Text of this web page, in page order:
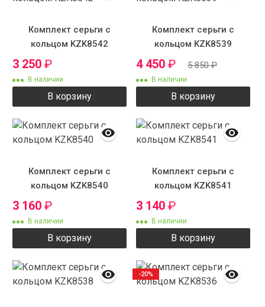
Комплект серьги с
кольцом KZK8542
3 250 ₽
В наличии
В корзину
Комплект серьги с
кольцом KZK8539
4 450 ₽ 5 850₽
В наличии
В корзину
Комплект серьги с
кольцом KZK8540
3 160 ₽
В наличии
В корзину
Комплект серьги с
кольцом KZK8541
3 140 ₽
В наличии
В корзину
-20%